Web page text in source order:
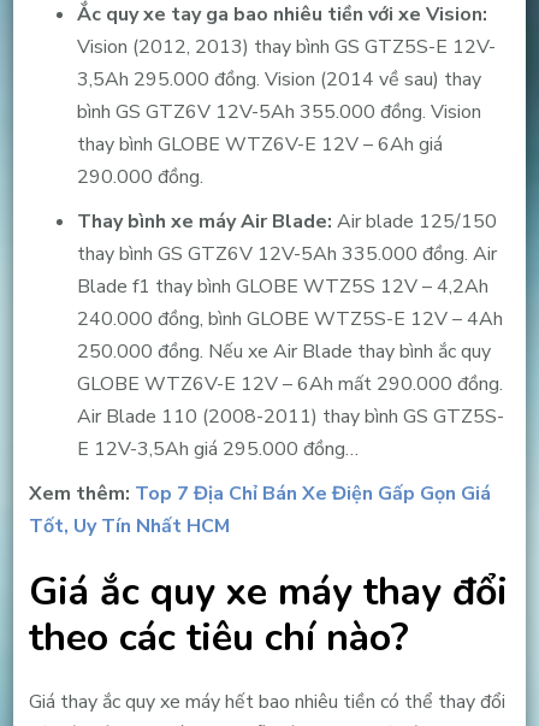
Ắc quy xe tay ga bao nhiêu tiền với xe Vision:
Vision (2012, 2013) thay bình GS GTZ5S-E 12V-
3,5Ah 295.000 đồng. Vision (2014 về sau) thay
bình GS GTZ6V 12V-5Ah 355.000 đồng. Vision
thay bình GLOBE WTZ6V-E 12V – 6Ah giá
290.000 đồng.
Thay bình xe máy Air Blade: Air blade 125/150
thay bình GS GTZ6V 12V-5Ah 335.000 đồng. Air
Blade f1 thay bình GLOBE WTZ5S 12V – 4,2Ah
240.000 đồng, bình GLOBE WTZ5S-E 12V – 4Ah
250.000 đồng. Nếu xe Air Blade thay bình ắc quy
GLOBE WTZ6V-E 12V – 6Ah mất 290.000 đồng.
Air Blade 110 (2008-2011) thay bình GS GTZ5S-
E 12V-3,5Ah giá 295.000 đồng…
Xem thêm: Top 7 Địa Chỉ Bán Xe Điện Gấp Gọn Giá
Tốt, Uy Tín Nhất HCM
Giá ắc quy xe máy thay đổi
theo các tiêu chí nào?
Giá thay ắc quy xe máy hết bao nhiêu tiền có thể thay đổi